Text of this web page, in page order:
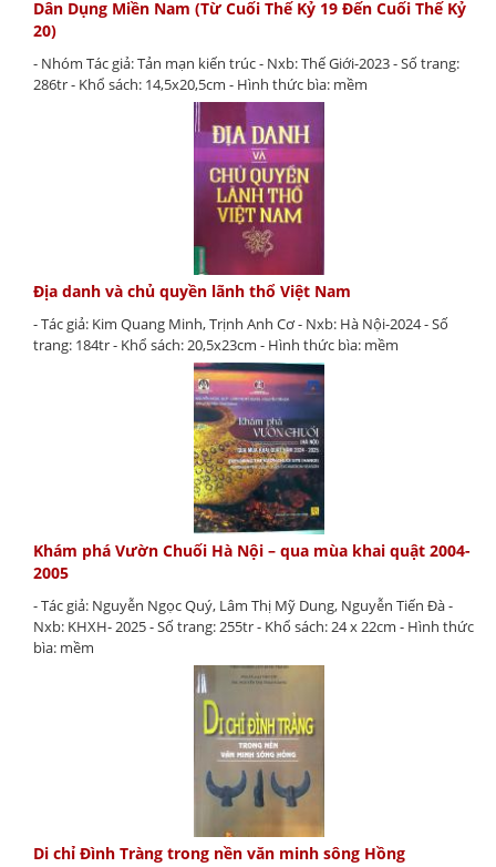
Dân Dụng Miền Nam (Từ Cuối Thế Kỷ 19 Đến Cuối Thế Kỷ
20)
- Nhóm Tác giả: Tản mạn kiến trúc - Nxb: Thế Giới-2023 - Số trang:
286tr - Khổ sách: 14,5x20,5cm - Hình thức bìa: mềm
Địa danh và chủ quyền lãnh thổ Việt Nam
- Tác giả: Kim Quang Minh, Trịnh Anh Cơ - Nxb: Hà Nội-2024 - Số
trang: 184tr - Khổ sách: 20,5x23cm - Hình thức bìa: mềm
Khám phá Vườn Chuối Hà Nội – qua mùa khai quật 2004-
2005
- Tác giả: Nguyễn Ngọc Quý, Lâm Thị Mỹ Dung, Nguyễn Tiến Đà -
Nxb: KHXH- 2025 - Số trang: 255tr - Khổ sách: 24 x 22cm - Hình thức
bìa: mềm
Di chỉ Đình Tràng trong nền văn minh sông Hồng